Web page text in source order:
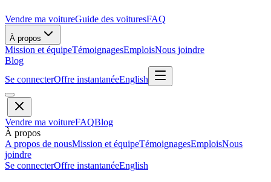
Vendre ma voitureGuide des voituresFAQ
À propos
Mission et équipeTémoignagesEmploisNous joindre
Blog
Se connecterOffre instantanéeEnglish
Vendre ma voitureFAQBlog
À propos
A propos de nousMission et équipeTémoignagesEmploisNous
joindre
Se connecterOffre instantanéeEnglish